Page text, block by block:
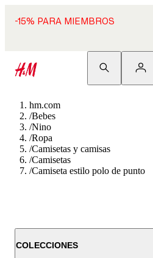
-15% PARA MIEMBROS
hm.com
/Bebes
/Nino
/Ropa
/Camisetas y camisas
/Camisetas
/Camiseta estilo polo de punto
COLECCIONES